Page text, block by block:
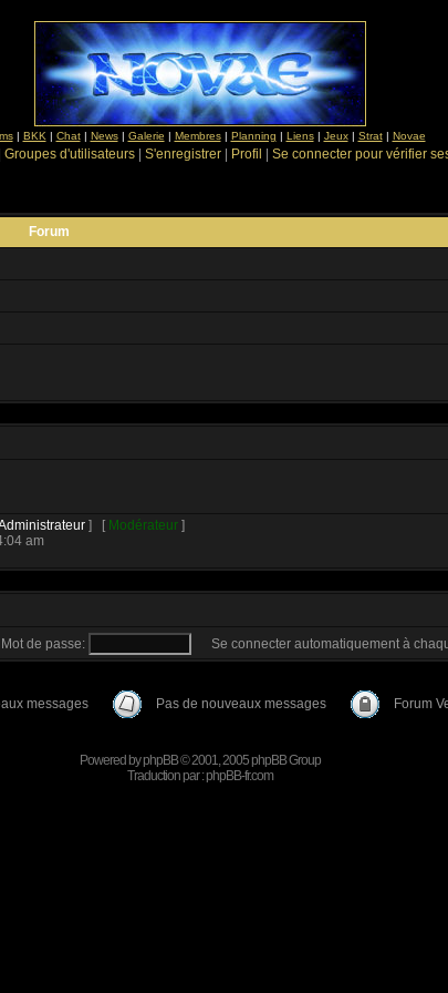
| BKK | Chat| News| Galerie | Membres| Planning | Liens| Jeux| Strat| Novae
Groupes d'utilisateurs S'enregistrer Profil Se connecter pour vérifier
Forum
] [ Modérateur ]
am
de passe: Se connecter automatiquement à
messages Pas de nouveaux messages Forum
Powered byphpBB© 2001, 2005 phpBB Group
Traduction par :phpBB-fr.com